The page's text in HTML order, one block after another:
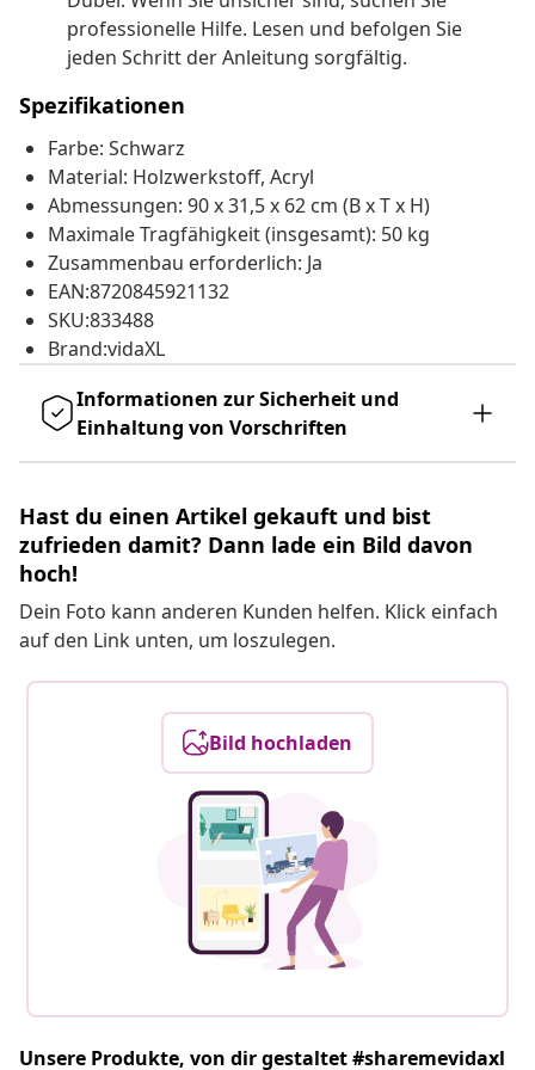
professionelle Hilfe. Lesen und befolgen Sie
jeden Schritt der Anleitung sorgfältig.
Spezifikationen
Farbe: Schwarz
Material: Holzwerkstoff, Acryl
Abmessungen: 90 x 31,5 x 62 cm (B x T x H)
Maximale Tragfähigkeit (insgesamt): 50 kg
Zusammenbau erforderlich: Ja
EAN:8720845921132
SKU:833488
Brand:vidaXL
Informationen zur Sicherheit und
Einhaltung von Vorschriften
Hast du einen Artikel gekauft und bist
zufrieden damit? Dann lade ein Bild davon
hoch!
Dein Foto kann anderen Kunden helfen. Klick einfach
auf den Link unten, um loszulegen.
Bild hochladen
Unsere Produkte, von dir gestaltet #sharemevidaxl